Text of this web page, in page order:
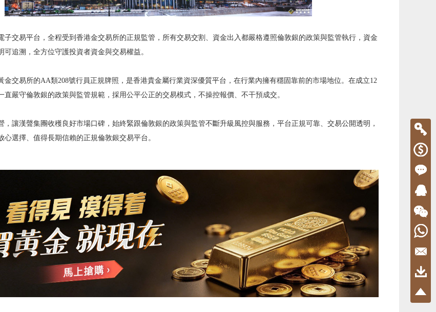
子交易平台，全程受到香港金交易所的正規監管，所有交易交割、資金出入都嚴格遵照倫敦銀的政策與監管執行，資金
可追溯，全方位守護投資者資金與交易權益。
金交易所的AA類208號行員正規牌照，是香港貴金屬行業資深優質平台，在行業內擁有穩固靠前的市場地位。在成立12
直嚴守倫敦銀的政策與監管規範，採用公平公正的交易模式，不操控報價、不干預成交。
，讓漢聲集團收穫良好市場口碑，始終緊跟倫敦銀的政策與監管不斷升級風控與服務，平台正規可靠、交易公開透明，
心選擇、值得長期信賴的正規倫敦銀交易平台。